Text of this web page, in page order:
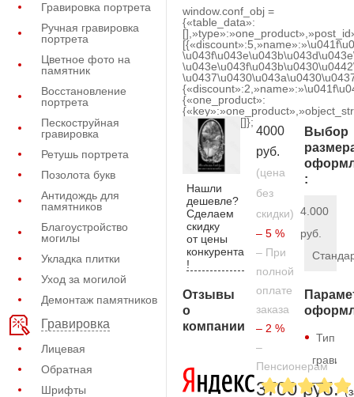
Гравировка портрета
Ручная гравировка
портрета
Цветное фото на
памятник
Восстановление
портрета
Пескоструйная
гравировка
Ретушь портрета
Позолота букв
Антидождь для
памятников
Благоустройство
могилы
Укладка плитки
Уход за могилой
Демонтаж памятников
Гравировка
Лицевая
Обратная
Шрифты
window.conf_obj =
{«table_data»:
{«one_product»:
[]};
Нашли
дешевле?
Сделаем
скидку
от цены
конкурента
!
Отзывы
о
компании
4000
руб.
(цена
без
скидки)
– 5 %
– При
полной
оплате
заказа
– 2 %
–
Пенсионерам
3700 руб.
Выбор
:
4.000
руб.
Тип
—